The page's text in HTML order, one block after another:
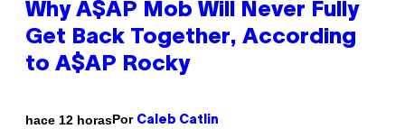
Why A$AP Mob Will Never Fully
Get Back Together, According
to A$AP Rocky
hace 12 horasPor Caleb Catlin